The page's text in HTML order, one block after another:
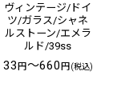
ヴィンテージ/ドイ
ツ/ガラス/シャネ
ルストーン/エメラ
ルド/39ss
33円～660円(税込)